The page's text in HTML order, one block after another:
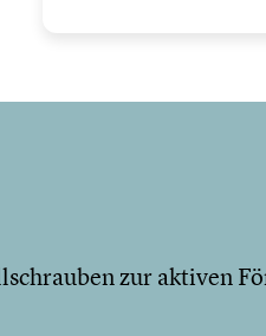
zur aktiven